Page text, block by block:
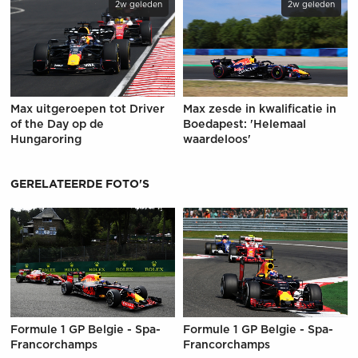
2w geleden
Max uitgeroepen tot Driver
of the Day op de
Hungaroring
2w geleden
Max zesde in kwalificatie in
Boedapest: 'Helemaal
waardeloos'
GERELATEERDE FOTO'S
Formule 1 GP Belgie - Spa-
Francorchamps
Formule 1 GP Belgie - Spa-
Francorchamps